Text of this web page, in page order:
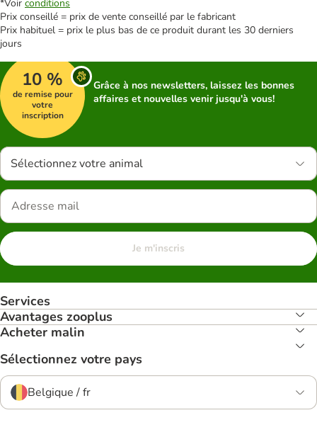
*Voir conditions
Prix conseillé = prix de vente conseillé par le fabricant
Prix habituel = prix le plus bas de ce produit durant les 30 derniers
jours
10 %
de remise pour
votre
inscription
Grâce à nos newsletters, laissez les bonnes
affaires et nouvelles venir jusqu'à vous!
Sélectionnez votre animal
Je m'inscris
Services
Avantages zooplus
Acheter malin
Sélectionnez votre pays
Belgique / fr